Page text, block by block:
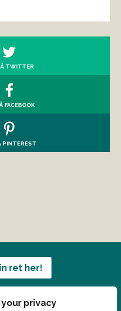
privacy
TWITTER
FACEBOOK
PINTEREST
ret her!
ret du vil dele?